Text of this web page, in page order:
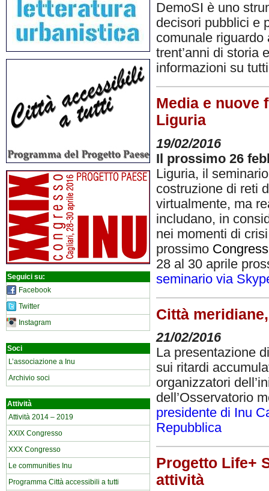
Seguici su:
Facebook
Twitter
Instagram
Soci
L’associazione a Inu
Archivio soci
Attività
Attività 2014 – 2019
XXIX Congresso
XXX Congresso
Le communities Inu
Programma Città accessibili a tutti
DemoSI è uno
decisori pubblici e
comunale
trent’anni di storia
informazioni su
Media e nuove
Liguria
19/02/2016
Il prossimo 26
Liguria, il
costruzione di reti
virtualmente, ma
includano, in
nei momenti di
prossimo
28 al 30 aprile
seminario via
Città
21/02/2016
La presentazione
sui ritardi
organizzatori
dell’Osservatorio
presidente di Inu
Repubblica
Progetto Life+
attività